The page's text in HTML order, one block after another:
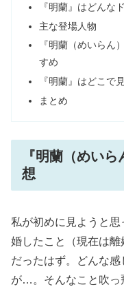
『明蘭』はどんな
主な登場人物
『明蘭（めいらん
すめ
『明蘭』はどこで
まとめ
『明蘭（めい
想
私が初めに見ようと
婚したこと（現在は
だったはず。どんな
が…。そんなこと吹っ